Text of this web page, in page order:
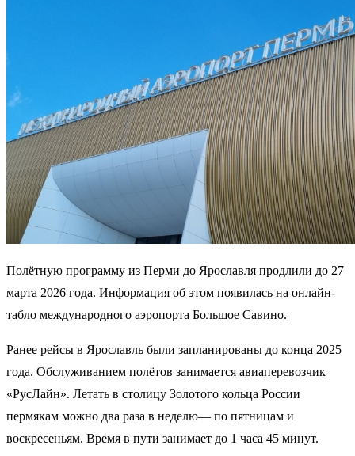
Полётную программу из Перми до Ярославля продлили до 27
марта 2026 года. Информация об этом появилась на онлайн-
табло международного аэропорта Большое Савино.
Ранее рейсы в Ярославль были запланированы до конца 2025
года. Обслуживанием полётов занимается авиаперевозчик
«РусЛайн». Летать в столицу Золотого кольца России
пермякам можно два раза в неделю— по пятницам и
воскресеньям. Время в пути занимает до 1 часа 45 минут.